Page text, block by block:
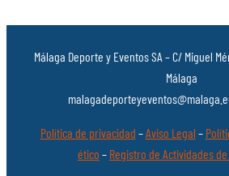
Málaga Deporte y Eventos SA – C/ Miguel
Málaga
Política de privacidad –Aviso Legal –
ético – Registro de Actividades